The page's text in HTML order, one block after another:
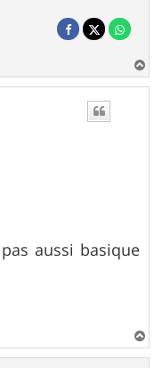
a
aussi basique
a